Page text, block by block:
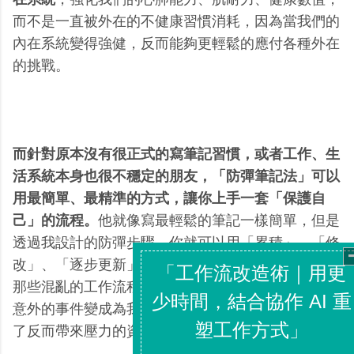
而不是一直被外在的不健康習慣消耗，因為當我們的
內在系統變得強健，反而能夠更輕鬆的應付各種外在
的挑戰。
而針對原本沒有很正式的寫筆記習慣，或者工作、生
活系統本身也很不穩定的朋友，「防彈筆記法」可以
用最簡單、最精準的方式，讓你上手一套「保護自
己」的流程。 他就像寫最輕鬆的筆記一樣簡單，但是
透過我設計的防彈步驟，你就可以用「累積」、「修
改」、「逐步更新」的方式（而非要從頭打造），把
那些混亂的工作流程變成清楚的下一步，把那些臨時
意外的事件變成為我創造價值的目標，把那些累積多
了反而帶來壓力的資料變成我真正可用的知識。